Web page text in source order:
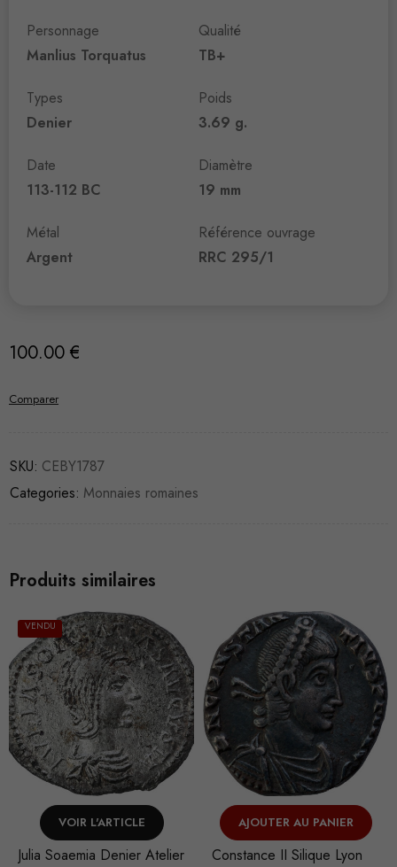
Personnage
Manlius Torquatus
Types
Denier
Date
113-112 BC
Métal
Argent
Qualité
TB+
Poids
3.69 g.
Diamètre
19 mm
Référence ouvrage
RRC 295/1
100.00 €
Comparer
SKU: CEBY1787
Categories: Monnaies romaines
Produits similaires
AJOUTER AU PANIER
Constance II Silique Lyon
VENDU
VOIR L'ARTICLE
Valens Silique Trèves